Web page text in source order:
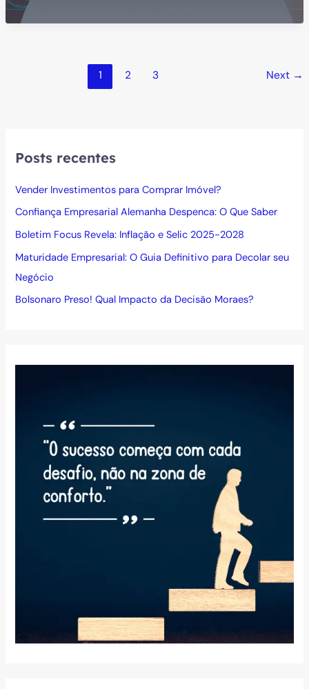
que
é
1 2 3 Next →
Posts recentes
Vender Investimentos para Comprar Imóvel?
Confiança Empresarial Alemanha Despenca: O Que Saber
Boletim Focus Revela: Inflação e Selic 2025-2028
Maturidade Empresarial: O Guia Definitivo para Decolar seu
Negócio
Bolsonaro Preso! Qual Impacto da Decisão Moraes?